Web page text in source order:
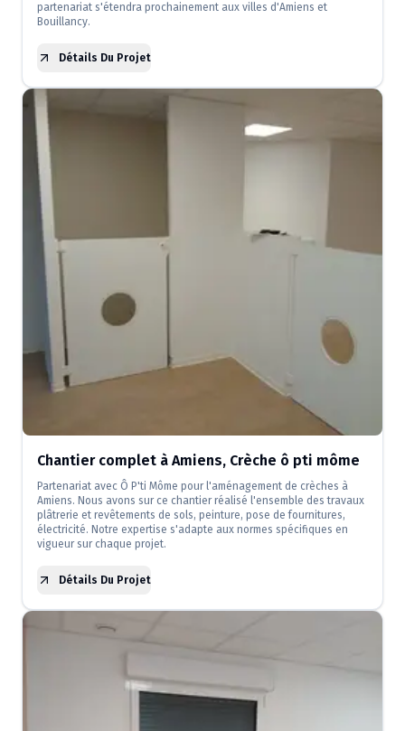
partenariat s'étendra prochainement aux villes d'Amiens et
Bouillancy.
Détails Du Projet
Chantier complet à Amiens, Crèche ô pti môme
Partenariat avec Ô P'ti Môme pour l'aménagement de crèches à
Amiens. Nous avons sur ce chantier réalisé l'ensemble des travaux
plâtrerie et revêtements de sols, peinture, pose de fournitures,
électricité. Notre expertise s'adapte aux normes spécifiques en
vigueur sur chaque projet.
Détails Du Projet